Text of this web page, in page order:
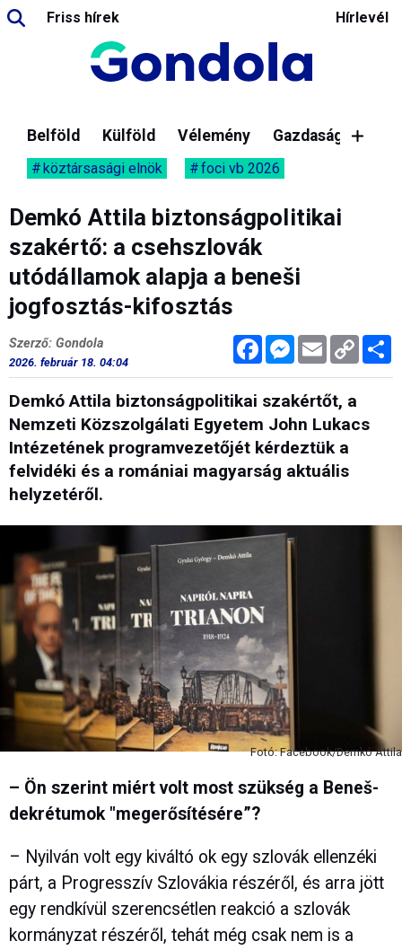
Friss hírek Hírlevél
Belföld Külföld Vélemény Gazdaság
köztársasági elnök foci vb 2026
Demkó Attila biztonságpolitikai
szakértő: a csehszlovák
utódállamok alapja a beneši
jogfosztás-kifosztás
FacebookMessenger
Email Copy
Link
Szerző: Gondola
2026. február 18. 04:04
Demkó Attila biztonságpolitikai szakértőt, a
Nemzeti Közszolgálati Egyetem John Lukacs
Intézetének programvezetőjét kérdeztük a
felvidéki és a romániai magyarság aktuális
helyzetéről.
Fotó: Facebook/Demkó Attila
– Ön szerint miért volt most szükség a Beneš-
dekrétumok "megerősítésére”?
– Nyilván volt egy kiváltó ok egy szlovák ellenzéki
párt, a Progresszív Szlovákia részéről, és arra jött
egy rendkívül szerencsétlen reakció a szlovák
kormányzat részéről, tehát még csak nem is a